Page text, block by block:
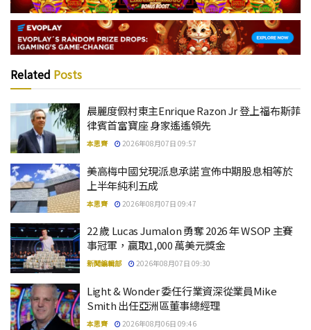
Related Posts
晨麗度假村東主Enrique Razon Jr 登上福布斯菲
律賓首富寶座 身家遙遙領先
本思齊 2026年08月07日 09:57
美高梅中國兌現派息承諾 宣佈中期股息相等於
上半年純利五成
本思齊 2026年08月07日 09:47
22 歲 Lucas Jumalon 勇奪 2026 年 WSOP 主賽
事冠軍，贏取1,000 萬美元獎金
新聞編輯部 2026年08月07日 09:30
Light & Wonder 委任行業資深從業員Mike
Smith 出任亞洲區董事總經理
本思齊 2026年08月06日 09:46